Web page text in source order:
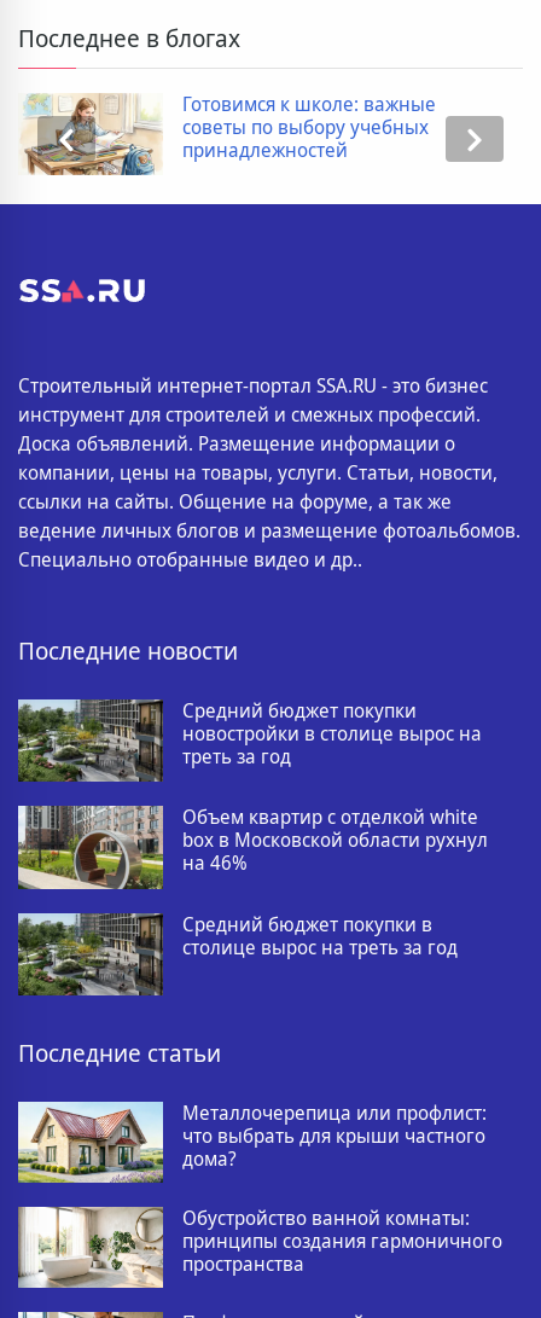
Последнее в блогах
Дополнительные расходы при
покупке новостройки: полный
список
Строительный интернет-портал SSA.RU - это бизнес
инструмент для строителей и смежных профессий.
Доска объявлений. Размещение информации о
компании, цены на товары, услуги. Статьи, новости,
ссылки на сайты. Общение на форуме, а так же
ведение личных блогов и размещение фотоальбомов.
Специально отобранные видео и др..
Последние новости
Средний бюджет покупки
новостройки в столице вырос на
треть за год
Объем квартир с отделкой white
box в Московской области рухнул
на 46%
Средний бюджет покупки в
столице вырос на треть за год
Последние статьи
Металлочерепица или профлист:
что выбрать для крыши частного
дома?
Обустройство ванной комнаты:
принципы создания гармоничного
пространства